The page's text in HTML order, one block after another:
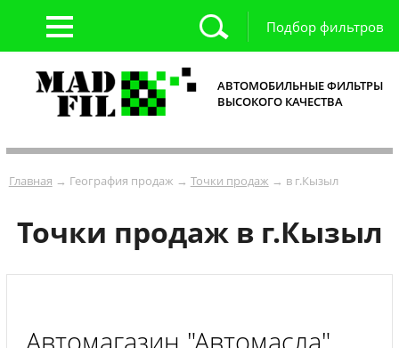
Подбор фильтров
АВТОМОБИЛЬНЫЕ ФИЛЬТРЫ
ВЫСОКОГО КАЧЕСТВА
Главная → География продаж → Точки продаж → в г.Кызыл
Точки продаж в г.Кызыл